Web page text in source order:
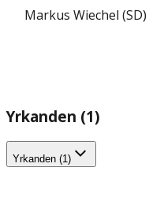
Markus Wiechel (SD)
Yrkanden (1)
Yrkanden (1)